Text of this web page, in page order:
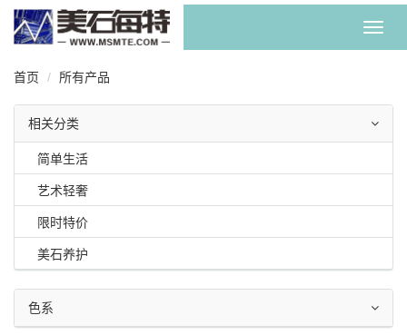
首页 所有产品
相关分类
简单生活
艺术轻奢
限时特价
美石养护
色系